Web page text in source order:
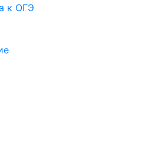
к ОГЭ